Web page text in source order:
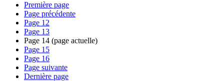
Première page
Page précédente
Page 12
Page 13
Page 14 (page actuelle)
Page 15
Page 16
Page suivante
Dernière page